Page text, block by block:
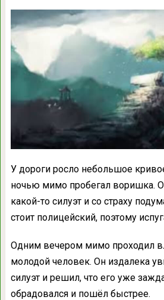
У дороги росло небольшое
ночью мимо пробегал воришка.
какой-то силуэт и со страху
стоит полицейский, поэтому
Одним вечером мимо проходил
молодой человек. Он издалека
силуэт и решил, что его уже
обрадовался и пошёл быстрее.